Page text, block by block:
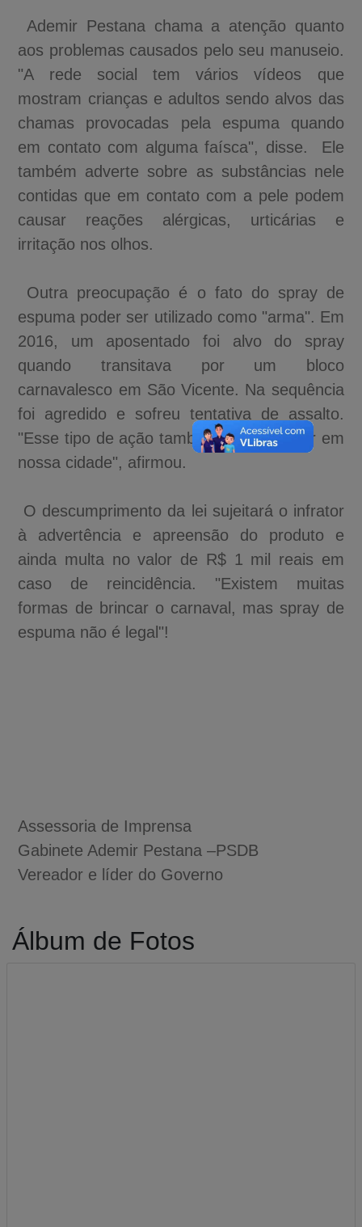
Ademir Pestana chama a atenção quanto
aos problemas causados pelo seu manuseio.
"A rede social tem vários vídeos que
mostram crianças e adultos sendo alvos das
chamas provocadas pela espuma quando
em contato com alguma faísca", disse. Ele
também adverte sobre as substâncias nele
contidas que em contato com a pele podem
causar reações alérgicas, urticárias e
irritação nos olhos.
Outra preocupação é o fato do spray de
espuma poder ser utilizado como "arma". Em
2016, um aposentado foi alvo do spray
quando transitava por um bloco
carnavalesco em São Vicente. Na sequência
foi agredido e sofreu tentativa de assalto.
"Esse tipo de ação também pode ocorrer em
nossa cidade", afirmou.
O descumprimento da lei sujeitará o infrator
à advertência e apreensão do produto e
ainda multa no valor de R$ 1 mil reais em
caso de reincidência. "Existem muitas
formas de brincar o carnaval, mas spray de
espuma não é legal"!
Assessoria de Imprensa
Gabinete Ademir Pestana –PSDB
Vereador e líder do Governo
Álbum de Fotos